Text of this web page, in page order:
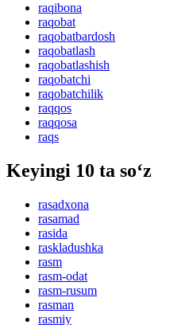
raqibona
raqobat
raqobatbardosh
raqobatlash
raqobatlashish
raqobatchi
raqobatchilik
raqqos
raqqosa
raqs
Keyingi 10 ta so‘z
rasadxona
rasamad
rasida
raskladushka
rasm
rasm-odat
rasm-rusum
rasman
rasmiy